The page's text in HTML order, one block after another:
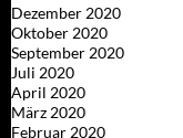
Dezember 2020
Oktober 2020
September 2020
Juli 2020
April 2020
März 2020
Februar 2020